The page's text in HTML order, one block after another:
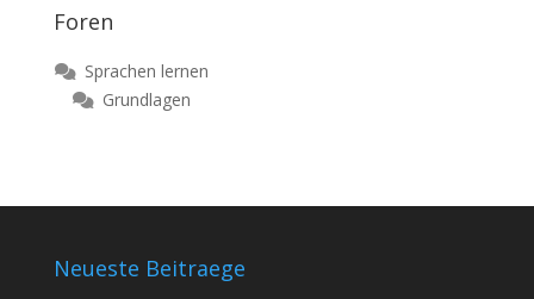
Foren
Sprachen lernen
Grundlagen
Neueste Beitraege